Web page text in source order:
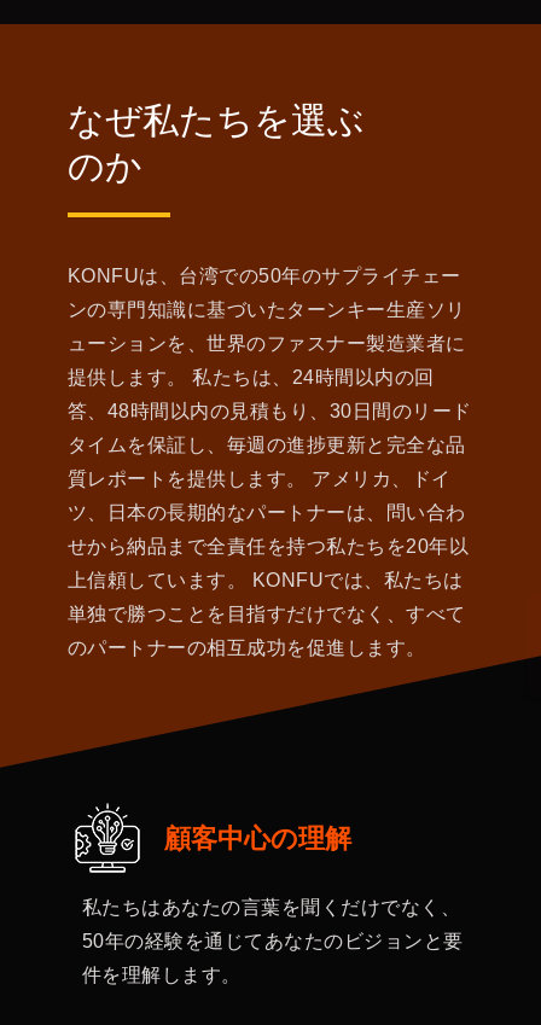
なぜ私たちを選ぶ
のか
KONFUは、台湾での50年のサプライチェー
ンの専門知識に基づいたターンキー生産ソリ
ューションを、世界のファスナー製造業者に
提供します。 私たちは、24時間以内の回
答、48時間以内の見積もり、30日間のリード
タイムを保証し、毎週の進捗更新と完全な品
質レポートを提供します。 アメリカ、ドイ
ツ、日本の長期的なパートナーは、問い合わ
せから納品まで全責任を持つ私たちを20年以
上信頼しています。 KONFUでは、私たちは
単独で勝つことを目指すだけでなく、すべて
のパートナーの相互成功を促進します。
顧客中心の理解
私たちはあなたの言葉を聞くだけでなく、
50年の経験を通じてあなたのビジョンと要
件を理解します。